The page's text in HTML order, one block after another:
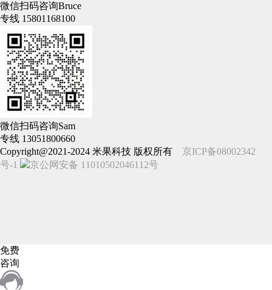
微信扫码咨询Bruce
专线 15801168100
微信扫码咨询Sam
专线 13051800660
Copyright@2021-2024 米果科技 版权所有 京ICP备08002342
号-1
京公网安备 11010502046112号
免费
咨询